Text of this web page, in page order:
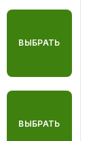
ВЫБРАТЬ
ВЫБРАТЬ